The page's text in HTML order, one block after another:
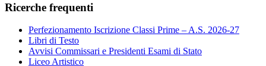
Ricerche frequenti
Perfezionamento Iscrizione Classi Prime – A.S. 2026-27
Libri di Testo
Avvisi Commissari e Presidenti Esami di Stato
Liceo Artistico